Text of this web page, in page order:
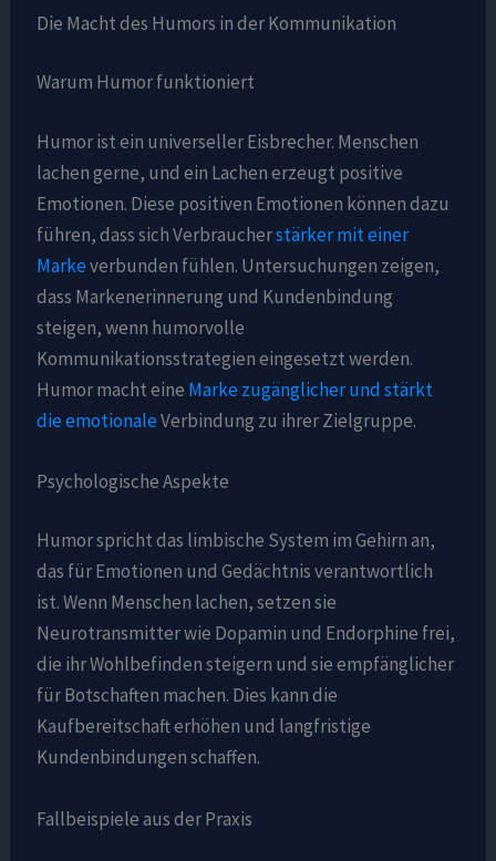
Die Macht des Humors in der Kommunikation
Warum Humor funktioniert
Humor ist ein universeller Eisbrecher. Menschen
lachen gerne, und ein Lachen erzeugt positive
Emotionen. Diese positiven Emotionen können dazu
führen, dass sich Verbraucherstärker mit einer
Markeverbunden fühlen. Untersuchungen zeigen,
dass Markenerinnerung und Kundenbindung
steigen, wenn humorvolle
Kommunikationsstrategien eingesetzt werden.
Humor macht eine Marke zugänglicher und stärkt
die emotionaleVerbindung zu ihrer Zielgruppe.
Psychologische Aspekte
Humor spricht das limbische System im Gehirn an,
das für Emotionen und Gedächtnis verantwortlich
ist. Wenn Menschen lachen, setzen sie
Neurotransmitter wie Dopamin und Endorphine frei,
die ihr Wohlbefinden steigern und sie empfänglicher
für Botschaften machen. Dies kann die
Kaufbereitschaft erhöhen und langfristige
Kundenbindungen schaffen.
Fallbeispiele aus der Praxis